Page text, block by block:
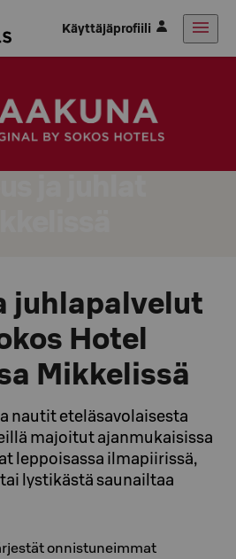
Käyttäjäprofiili
juhlapalvelut
Hotel
Mikkelissä
nautit eteläsavolaisesta
majoitut ajanmukaisissa
leppoisassa ilmapiirissä,
lystikästä saunailtaa
onnistuneimmat